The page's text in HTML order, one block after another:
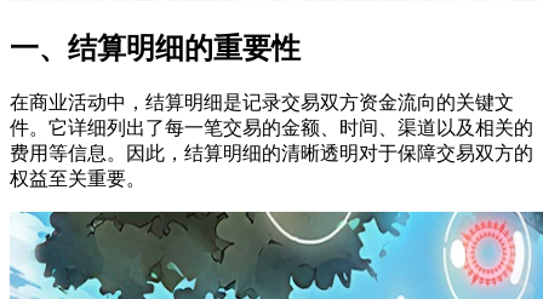
一、结算明细的重要性
在商业活动中，结算明细是记录交易双方资金流向的关键文
件。它详细列出了每一笔交易的金额、时间、渠道以及相关的
费用等信息。因此，结算明细的清晰透明对于保障交易双方的
权益至关重要。